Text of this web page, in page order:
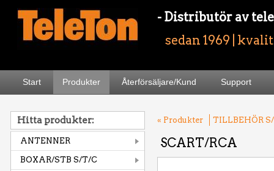
- Distributör av
sedan 1969 |
Start Produkter Återförsäljare/Kund Support
Hitta produkter:
ANTENNER
BOXAR/STB S/T/C
« Produkter TILLBEHÖR
SCART/RCA